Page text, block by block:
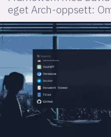
eget Arch-oppsett:
tilgjengelighet
lys modus
mørk modus
nyhetsbrev